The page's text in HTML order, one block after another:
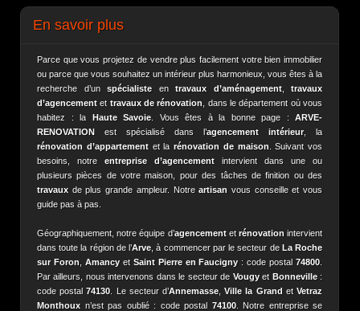
En savoir plus
Parce que vous projetez de vendre plus facilement votre bien immobilier
ou parce que vous souhaitez un intérieur plus harmonieux, vous êtes à la
recherche d’unspécialiste entravaux d’aménagement,travaux
d’agencement et travaux de rénovation
, dans le département où vous
habitez : la Haute Savoie . Vous êtes à la bonne page :ARVE-
RENOVATION est spécialisé dans l’agencement intérieur, la
rénovation d’appartementet larénovation de maison . Suivant vos
besoins, notreentreprise d’agencement intervient dans une ou
plusieurs pièces de votre maison, pour des tâches de finition ou des
travaux de plus grande ampleur. Notreartisan vous conseille et vous
guide pas à pas.
Géographiquement, notre équipe d’agencementet rénovation intervient
dans toute la région de l’Arve , à commencer par le secteur de La Roche
sur Foron
Amancyet Saint Pierre en Faucigny : code postal74800
Par ailleurs, nous intervenons dans le secteur de Vougyet Bonneville:
code postal74130 . Le secteur d’Annemasse ,Ville la Grand etVetraz
Monthoux n’est pas oublié : code postal 74100. Notre entreprise se